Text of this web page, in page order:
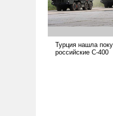
адаптироваться.